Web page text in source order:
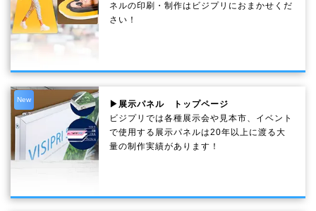
ネルの印刷・制作は ビジプリ におまかせくだ
さい！
New
▶展示パネル トップページ
ビジプリでは各種展示会や見本市、イベント
で使用する展示パネルは20年以上に渡る大
量の制作実績があります！